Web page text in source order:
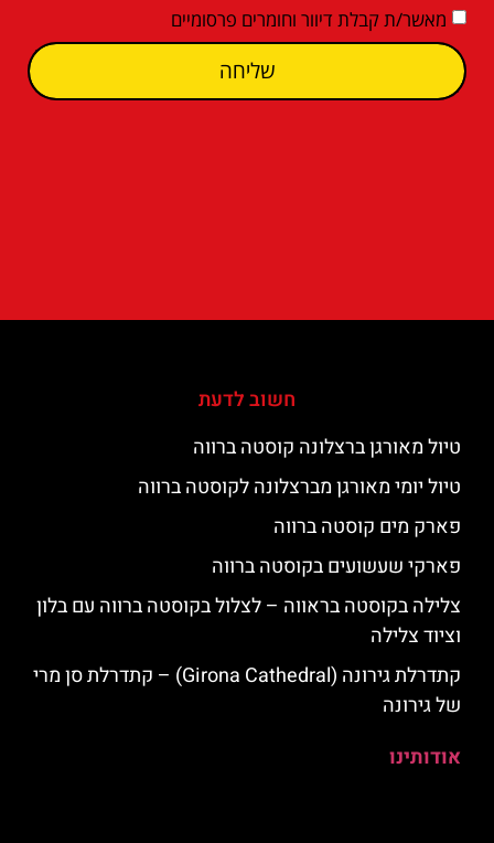
מאשר/ת קבלת דיוור וחומרים פרסומיים
שליחה
חשוב לדעת
טיול מאורגן ברצלונה קוסטה ברווה
טיול יומי מאורגן מברצלונה לקוסטה ברווה
פארק מים קוסטה ברווה
פארקי שעשועים בקוסטה ברווה
צלילה בקוסטה בראווה – לצלול בקוסטה ברווה עם בלון
וציוד צלילה
קתדרלת גירונה (Girona Cathedral) – קתדרלת סן מרי
של גירונה
אודותינו